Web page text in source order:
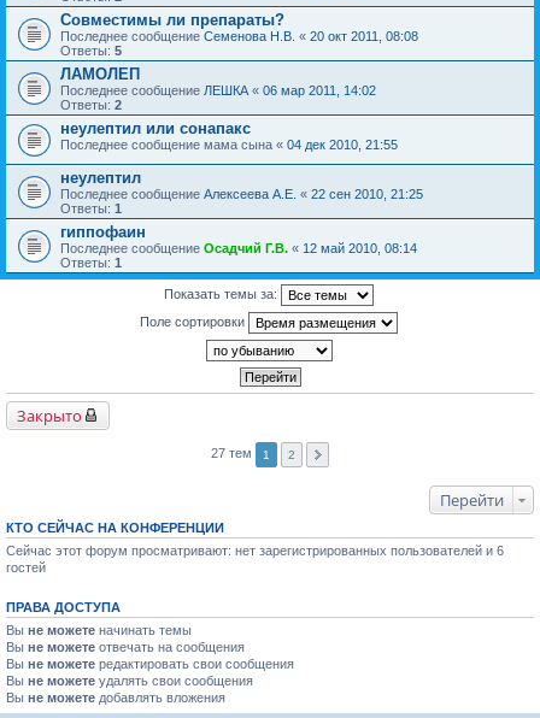
Совместимы ли препараты?
Последнее сообщение Семенова Н.В. « 20 окт 2011, 08:08
Ответы: 5
ЛАМОЛЕП
Последнее сообщение ЛЕШКА « 06 мар 2011, 14:02
Ответы: 2
неулептил или сонапакс
Последнее сообщение мама сына « 04 дек 2010, 21:55
неулептил
Последнее сообщение Алексеева А.Е. « 22 сен 2010, 21:25
Ответы: 1
гиппофаин
Последнее сообщение Осадчий Г.В. « 12 май 2010, 08:14
Ответы: 1
Показать темы за:
Поле сортировки
Закрыто
27 тем 1 2
Перейти
КТО СЕЙЧАС НА КОНФЕРЕНЦИИ
Сейчас этот форум просматривают: нет зарегистрированных пользователей и 6
гостей
ПРАВА ДОСТУПА
Вы не можете начинать темы
Вы не можете отвечать на сообщения
Вы не можете редактировать свои сообщения
Вы не можете удалять свои сообщения
Вы не можете добавлять вложения